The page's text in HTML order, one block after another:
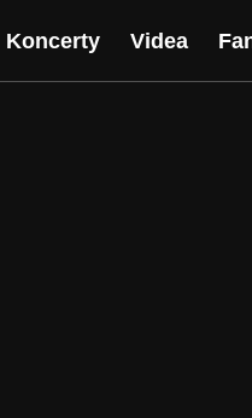
Koncerty Videa